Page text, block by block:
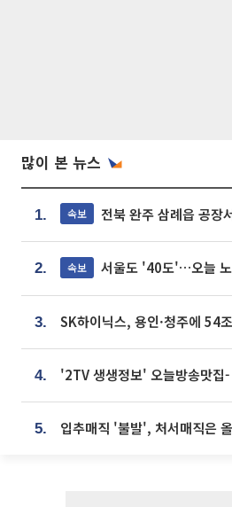
많이 본 뉴스
1. 속보 전북 완주 삼례읍 공장
2. 속보 서울도 '40도'…오늘
3.
4.
5. 입추매직 '불발', 처서매직은